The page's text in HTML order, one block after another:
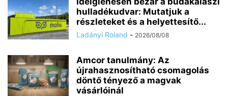
hulladékudvar: Mutatjuk a
részleteket és a helyettesítő...
Ladányi Roland - 2026/08/08
Amcor tanulmány: Az
újrahasznosítható csomagolás
döntő tényező a magvak
vásárlóinál